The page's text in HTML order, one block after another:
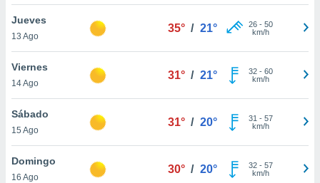
de
sitio
de que
sean
para
Jueves
13 Ago
35° / 21° 26- 50
km/h
Viernes
14 Ago
31° / 21° 32- 60
km/h
Sábado
15 Ago
31° / 20° 31 - 57
km/h
Domingo
16 Ago
30° / 20° 32- 57
km/h